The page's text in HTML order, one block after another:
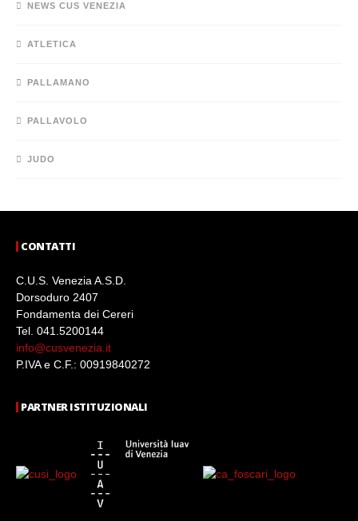
NEWS CUS VENEZIA
ATLETICA
PALLAMANO
PALLAVOLO
JUDO
CONTATTI
C.U.S. Venezia A.S.D.
Dorsoduro 2407
Fondamenta dei Cereri
Tel. 041.5200144
info@cusvenezia.it
P.IVA e C.F.: 00919840272
PARTNER ISTITUZIONALI